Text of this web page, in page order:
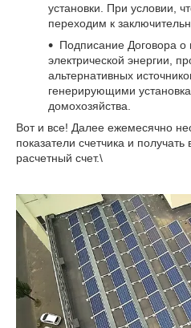
установки. При условии,
переходим к
Подписание Договора о
электрической энергии,
альтернативных
генерирующими
домохозяйства.
Вот и все! Далее ежемесячно
показатели счетчика и
расчетный счет.\